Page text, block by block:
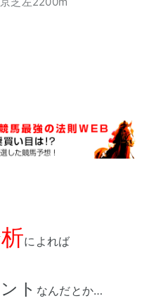
によれば
ト なんだとか…